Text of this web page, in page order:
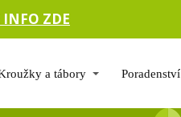
INFO ZDE
a tábory Poradenství